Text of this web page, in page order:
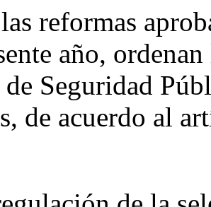
reformas
año,
Seguridad
de acuerdo al